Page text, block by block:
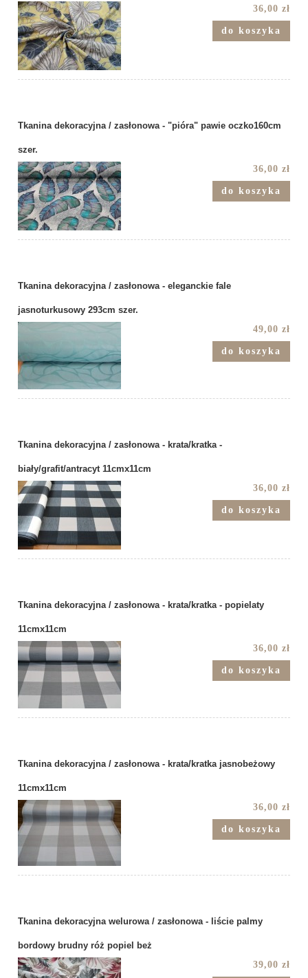
36,00 zł
do koszyka
Tkanina dekoracyjna / zasłonowa - "pióra" pawie oczko160cm
szer.
36,00 zł
do koszyka
Tkanina dekoracyjna / zasłonowa - eleganckie fale
jasnoturkusowy 293cm szer.
49,00 zł
do koszyka
Tkanina dekoracyjna / zasłonowa - krata/kratka -
biały/grafit/antracyt 11cmx11cm
36,00 zł
do koszyka
Tkanina dekoracyjna / zasłonowa - krata/kratka - popielaty
11cmx11cm
36,00 zł
do koszyka
Tkanina dekoracyjna / zasłonowa - krata/kratka jasnobeżowy
11cmx11cm
36,00 zł
do koszyka
Tkanina dekoracyjna welurowa / zasłonowa - liście palmy
bordowy brudny róż popiel beż
39,00 zł